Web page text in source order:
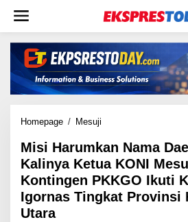
w
Homepage / Mesuji
s
i
H
a
r
Misi Harumkan Nama
Kalinya Ketua KONI
Kontingen PKKGO Ikuti
Igornas Tingkat Provinsi
Utara